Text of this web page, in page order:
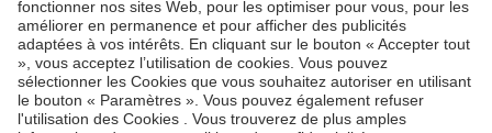
Contact
service@saxoprint.be